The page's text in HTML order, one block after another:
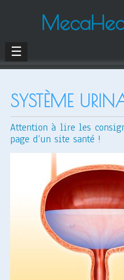
☰
SYSTÈME
Attention à lire les
page d’un site santé !